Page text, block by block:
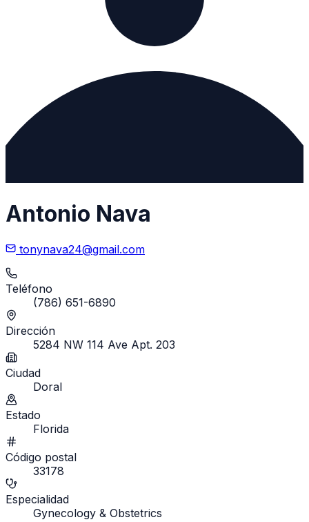
Antonio Nava
tonynava24@gmail.com
Teléfono
(786) 651-6890
Dirección
5284 NW 114 Ave Apt. 203
Ciudad
Doral
Estado
Florida
Código postal
33178
Especialidad
Gynecology & Obstetrics